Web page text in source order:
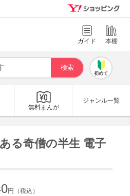
ガイド 本棚
初めて
無料まんが
ジャンル一覧
る奇僧の半生 電子
円（税込）